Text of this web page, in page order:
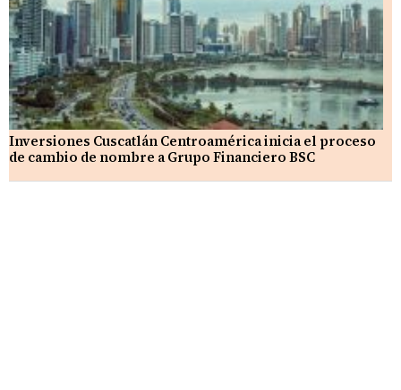
Inversiones Cuscatlán Centroamérica inicia el proceso
de cambio de nombre a Grupo Financiero BSC